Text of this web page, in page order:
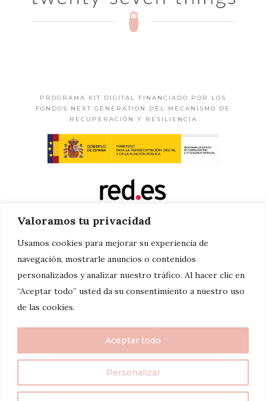
Valoramos tu privacidad
Usamos cookies para mejorar su experiencia de
navegación, mostrarle anuncios o contenidos
personalizados y analizar nuestro tráfico. Al hacer clic en
“Aceptar todo” usted da su consentimiento a nuestro uso
de las cookies.
Personalizar
Aceptar todo
PROGRAMA KIT DIGITAL FINANCIADO POR LOS
FONDOS NEXT GENERATION DEL MECANISMO DE
RECUPERACIÓN Y RESILIENCIA